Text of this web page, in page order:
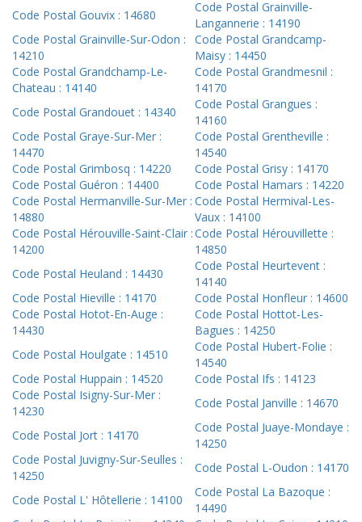
Code Postal Gouvix : 14680
Code Postal Grainville-
Langannerie : 14190
Code Postal Grainville-Sur-Odon :
14210
Code Postal Grandcamp-
Maisy : 14450
Code Postal Grandchamp-Le-
Chateau : 14140
Code Postal Grandmesnil :
14170
Code Postal Grandouet : 14340
Code Postal Grangues :
14160
Code Postal Graye-Sur-Mer :
14470
Code Postal Grentheville :
14540
Code Postal Grimbosq : 14220
Code Postal Grisy : 14170
Code Postal Guéron : 14400
Code Postal Hamars : 14220
Code Postal Hermanville-Sur-Mer :
14880
Code Postal Hermival-Les-
Vaux : 14100
Code Postal Hérouville-Saint-Clair :
14200
Code Postal Hérouvillette :
14850
Code Postal Heuland : 14430
Code Postal Heurtevent :
14140
Code Postal Hieville : 14170
Code Postal Honfleur : 14600
Code Postal Hotot-En-Auge :
14430
Code Postal Hottot-Les-
Bagues : 14250
Code Postal Houlgate : 14510
Code Postal Hubert-Folie :
14540
Code Postal Huppain : 14520
Code Postal Ifs : 14123
Code Postal Isigny-Sur-Mer :
14230
Code Postal Janville : 14670
Code Postal Jort : 14170
Code Postal Juaye-Mondaye :
14250
Code Postal Juvigny-Sur-Seulles :
14250
Code Postal L-Oudon : 14170
Code Postal L' Hôtellerie : 14100
Code Postal La Bazoque :
14490